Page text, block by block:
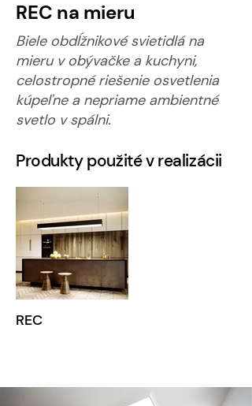
REC na mieru
Biele obdĺžnikové svietidlá na
mieru v obývačke a kuchyni,
celostropné riešenie osvetlenia
kúpeľne a nepriame ambientné
svetlo v spálni.
Produkty použité v realizácii
REC